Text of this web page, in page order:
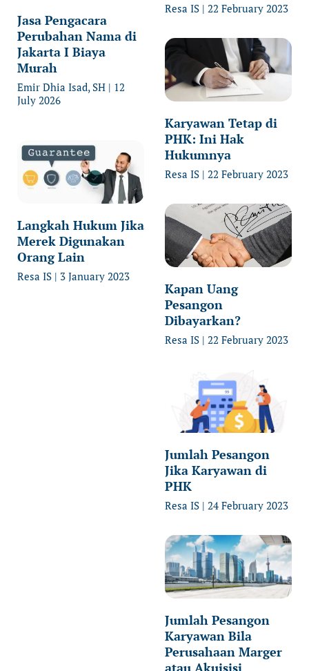
Jasa Pengacara
Perubahan Nama di
Jakarta I Biaya
Murah
Emir Dhia Isad, SH
12
July 2026
Langkah Hukum Jika
Merek Digunakan
Orang Lain
Resa IS 3 January 2023
Resa IS 22 February 2023
Karyawan Tetap di
PHK: Ini Hak
Hukumnya
Resa IS 22 February 2023
Kapan Uang
Pesangon
Dibayarkan?
Resa IS 22 February 2023
Jumlah Pesangon
Jika Karyawan di
PHK
Resa IS 24 February 2023
Jumlah Pesangon
Karyawan Bila
Perusahaan Marger
atau Akuisisi